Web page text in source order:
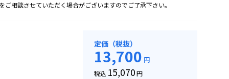
相談させていただく場合がございますのでご了承下さい。
定価（税抜）
13,700 円
税込 15,070円